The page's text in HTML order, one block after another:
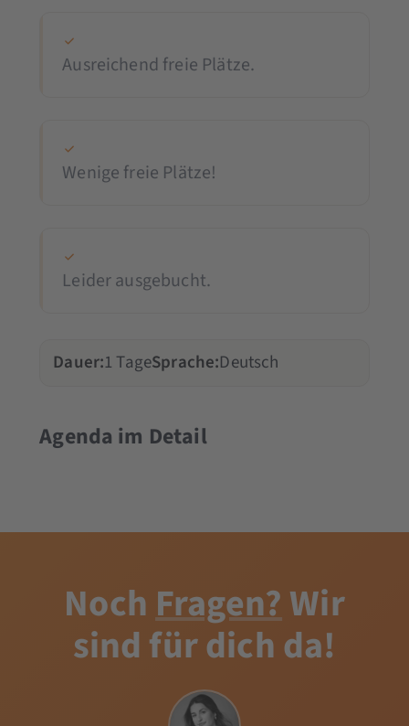
Ausreichend freie Plätze.
Wenige freie Plätze!
Leider ausgebucht.
Dauer:1 TageSprache:Deutsch
Agenda im Detail
NochFragen?Wir
sind für dich da!